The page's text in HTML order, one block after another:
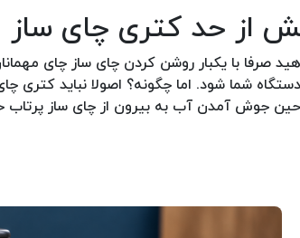
صرفا با یکبار روشن کردن چای ساز چای
شما شود. اما چگونه؟ اصولا نباید کتری
حین جوش آمدن آب به بیرون از چای ساز